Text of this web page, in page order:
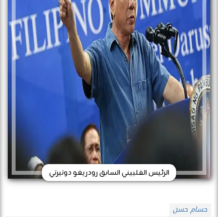
الرئيس الفلبيني السابق رودريغو دوتيرتي
حسام حسن